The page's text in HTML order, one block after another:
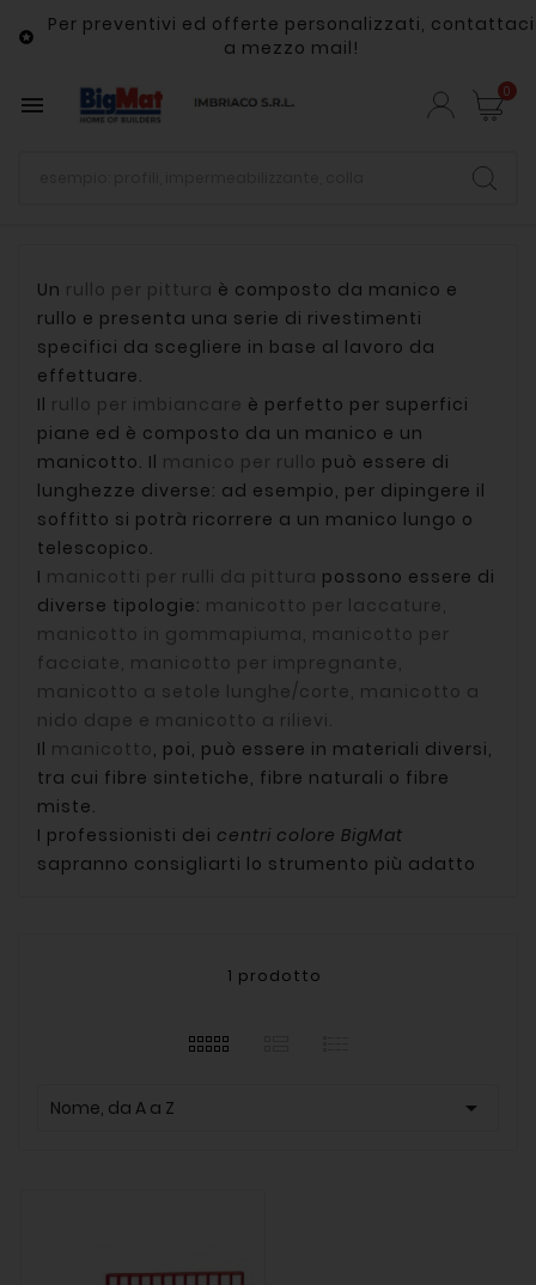

Per preventivi ed offerte personalizzati, contattaci
a mezzo mail!
 0
Un rullo per pittura è composto da manico e
rullo e presenta una serie di rivestimenti
specifici da scegliere in base al lavoro da
effettuare.
Il rullo per imbiancare è perfetto per superfici
piane ed è composto da un manico e un
manicotto. Il manico per rullo può essere di
lunghezze diverse: ad esempio, per dipingere il
soffitto si potrà ricorrere a un manico lungo o
telescopico.
I manicotti per rulli da pittura possono essere di
diverse tipologie: manicotto per laccature,
manicotto in gommapiuma, manicotto per
facciate, manicotto per impregnante,
manicotto a setole lunghe/corte, manicotto a
nido dape e manicotto a rilievi.
Il manicotto, poi, può essere in materiali diversi,
tra cui fibre sintetiche, fibre naturali o fibre
miste.
I professionisti dei centri colore BigMat
sapranno consigliarti lo strumento più adatto
1 prodotto
Nome, da A a Z 